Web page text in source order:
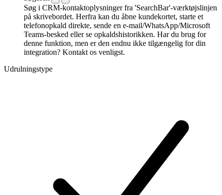
Søg i CRM-kontaktoplysninger fra 'SearchBar'-værktøjslinjen
på skrivebordet. Herfra kan du åbne kundekortet, starte et
telefonopkald direkte, sende en e-mail/WhatsApp/Microsoft
Teams-besked eller se opkaldshistorikken. Har du brug for
denne funktion, men er den endnu ikke tilgængelig for din
integration? Kontakt os venligst.
Udrulningstype